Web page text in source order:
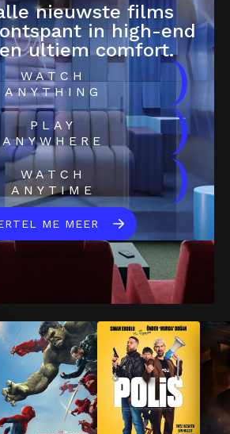
nieuwste films
in high-end
ultiem comfort.
WATCH
ANYTHING
)
PLAY
ANYWHERE
)
WATCH
ANYTIME
)
ME MEER